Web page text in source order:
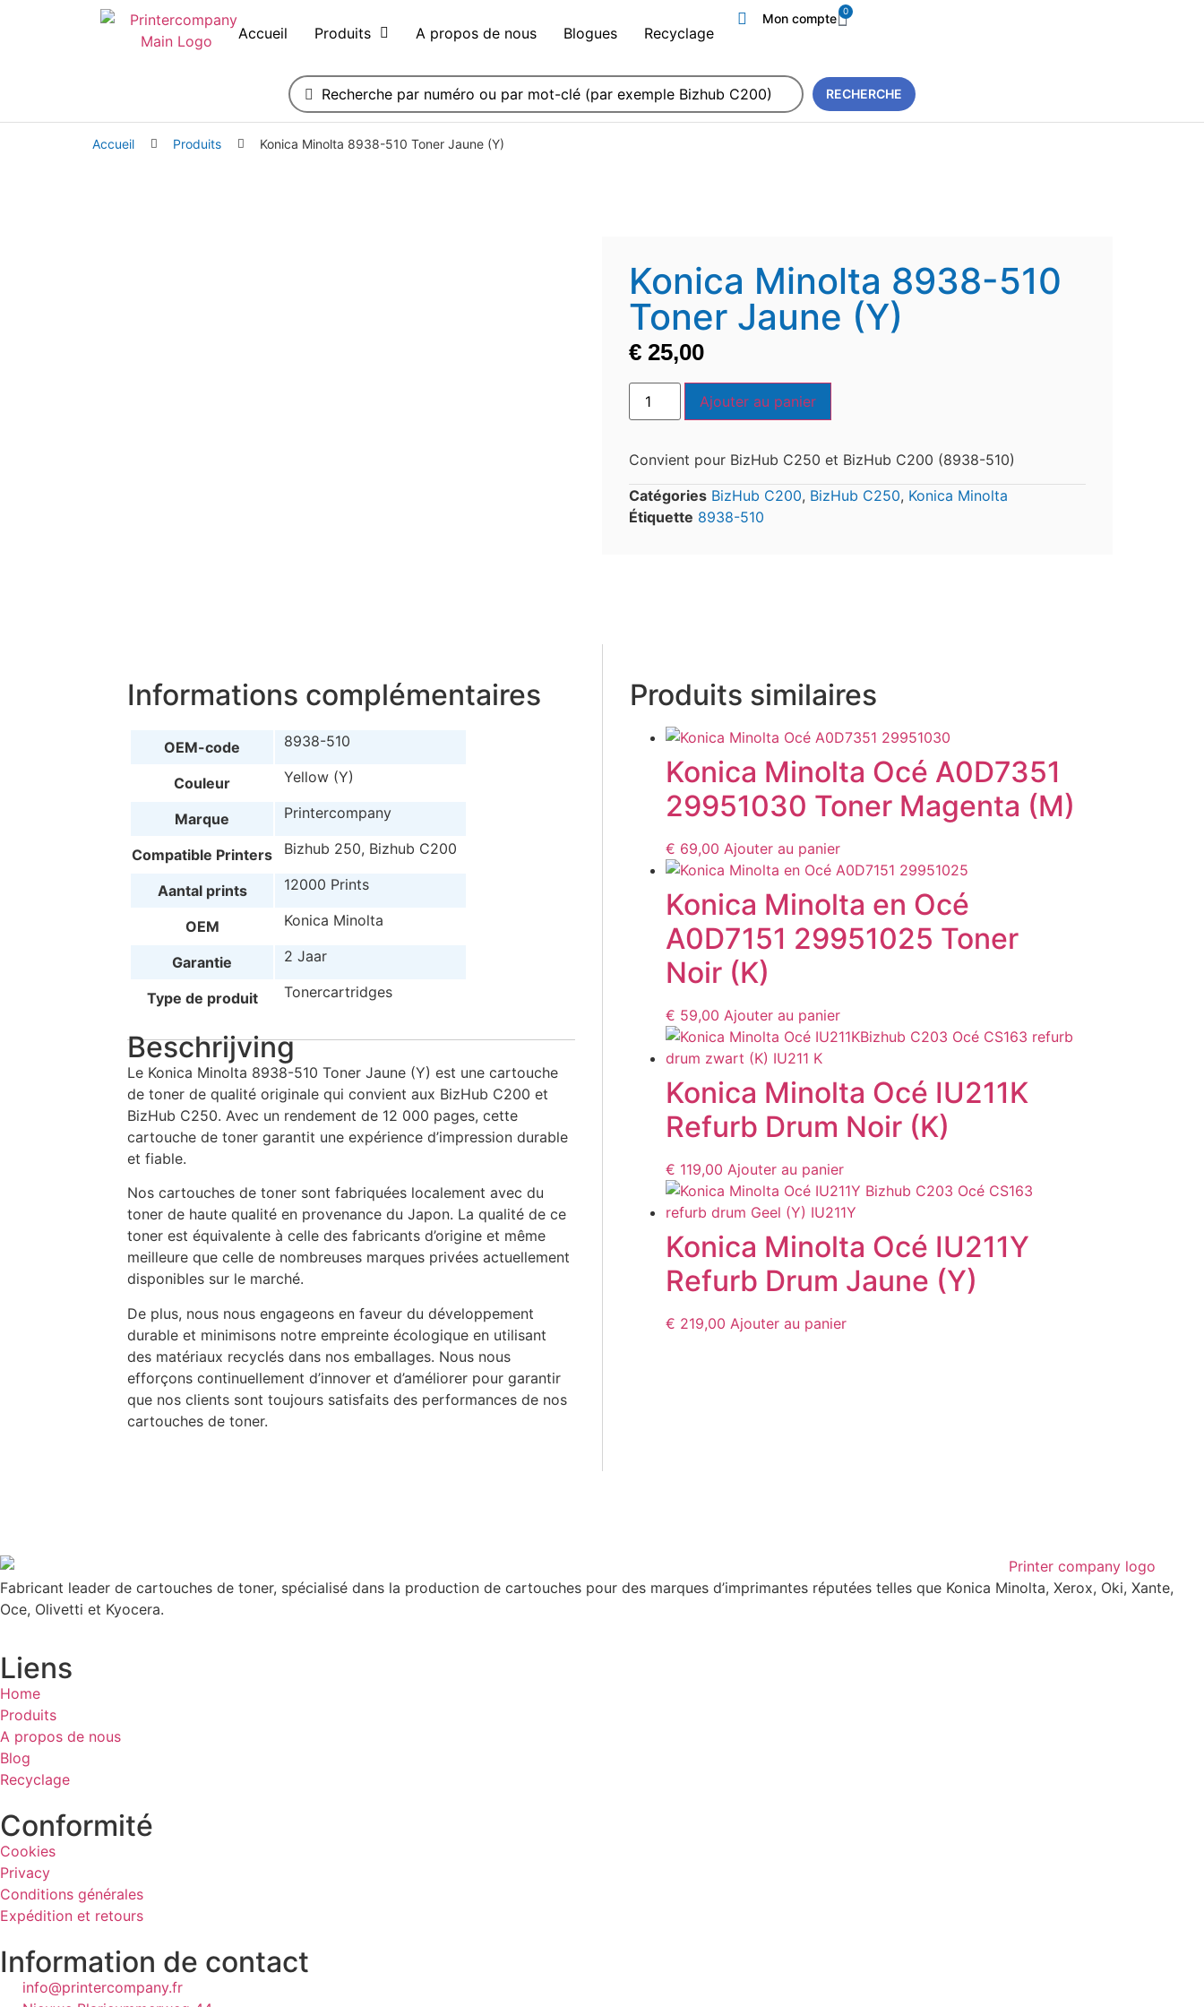
Accueil Produits A propos de nous Blogues Recyclage
Mon compte 0
RECHERCHE
Accueil Produits Konica Minolta 8938-510 Toner Jaune (Y)
Konica Minolta 8938-510
Toner Jaune (Y)
€ 25,00
Ajouter au panier
Convient pour BizHub C250 et BizHub C200 (8938-510)
Catégories BizHub C200, BizHub C250, Konica Minolta
Étiquette 8938-510
Informations complémentaires
OEM-code 8938-510
Couleur Yellow (Y)
Marque Printercompany
Compatible Printers Bizhub 250, Bizhub C200
Aantal prints 12000 Prints
OEM Konica Minolta
Garantie 2 Jaar
Type de produit Tonercartridges
Beschrijving
Le Konica Minolta 8938-510 Toner Jaune (Y) est une cartouche
de toner de qualité originale qui convient aux BizHub C200 et
BizHub C250. Avec un rendement de 12 000 pages, cette
cartouche de toner garantit une expérience d’impression durable
et fiable.
Nos cartouches de toner sont fabriquées localement avec du
toner de haute qualité en provenance du Japon. La qualité de ce
toner est équivalente à celle des fabricants d’origine et même
meilleure que celle de nombreuses marques privées actuellement
disponibles sur le marché.
De plus, nous nous engageons en faveur du développement
durable et minimisons notre empreinte écologique en utilisant
des matériaux recyclés dans nos emballages. Nous nous
efforçons continuellement d’innover et d’améliorer pour garantir
que nos clients sont toujours satisfaits des performances de nos
cartouches de toner.
Produits similaires
Konica Minolta Océ A0D7351
29951030 Toner Magenta (M)
€ 69,00 Ajouter au panier
Konica Minolta en Océ
A0D7151 29951025 Toner
Noir (K)
€ 59,00 Ajouter au panier
Konica Minolta Océ IU211K
Refurb Drum Noir (K)
€ 119,00 Ajouter au panier
Konica Minolta Océ IU211Y
Refurb Drum Jaune (Y)
€ 219,00 Ajouter au panier
Fabricant leader de cartouches de toner, spécialisé dans la production de cartouches pour des marques d’imprimantes réputées telles que Konica Minolta, Xerox, Oki, Xante,
Oce, Olivetti et Kyocera.
Liens
Home
Produits
A propos de nous
Blog
Recyclage
Conformité
Cookies
Privacy
Conditions générales
Expédition et retours
Information de contact
info@printercompany.fr